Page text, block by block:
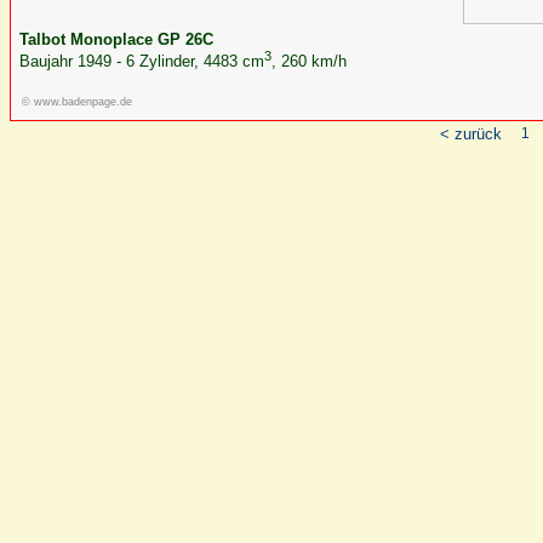
Talbot Monoplace GP 26C
Baujahr 1949 - 6 Zylinder, 4483 cm3, 260 km/h
© www.badenpage.de
< zurück 1